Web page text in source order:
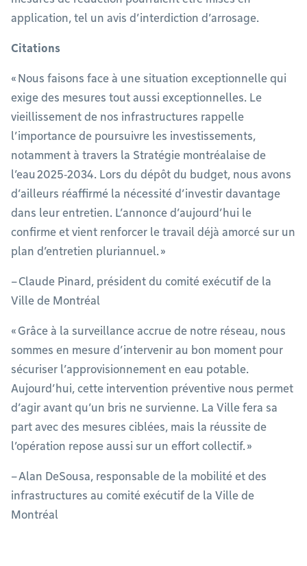
application, tel un avis d’interdiction d’arrosage.
Citations
« Nous faisons face à une situation exceptionnelle qui
exige des mesures tout aussi exceptionnelles. Le
vieillissement de nos infrastructures rappelle
l’importance de poursuivre les investissements,
notamment à travers la Stratégie montréalaise de
l’eau 2025‑2034. Lors du dépôt du budget, nous avons
d’ailleurs réaffirmé la nécessité d’investir davantage
dans leur entretien. L’annonce d’aujourd’hui le
confirme et vient renforcer le travail déjà amorcé sur un
plan d’entretien pluriannuel. »
– Claude Pinard, président du comité exécutif de la
Ville de Montréal
« Grâce à la surveillance accrue de notre réseau, nous
sommes en mesure d’intervenir au bon moment pour
sécuriser l’approvisionnement en eau potable.
Aujourd’hui, cette intervention préventive nous permet
d’agir avant qu’un bris ne survienne. La Ville fera sa
part avec des mesures ciblées, mais la réussite de
l’opération repose aussi sur un effort collectif. »
– Alan DeSousa, responsable de la mobilité et des
infrastructures au comité exécutif de la Ville de
Montréal